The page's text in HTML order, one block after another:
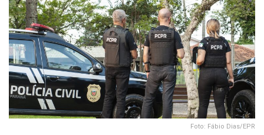
Foto: Fábio Dias/EPR